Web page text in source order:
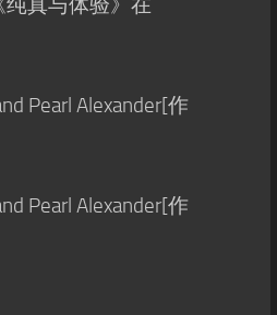
Pearl Alexander[作
Pearl Alexander[作